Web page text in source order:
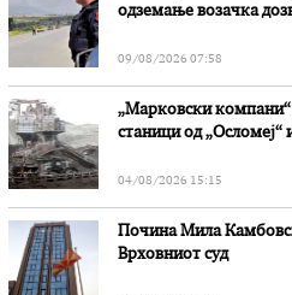
одземање возачка
09/08/2026 07:58
„Марковски
станици од
04/08/2026 15:15
Почина Мила
Врховниот суд